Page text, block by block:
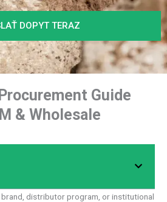
DOPYT TERAZ
Guide
& Wholesale
distributor program, or institutional